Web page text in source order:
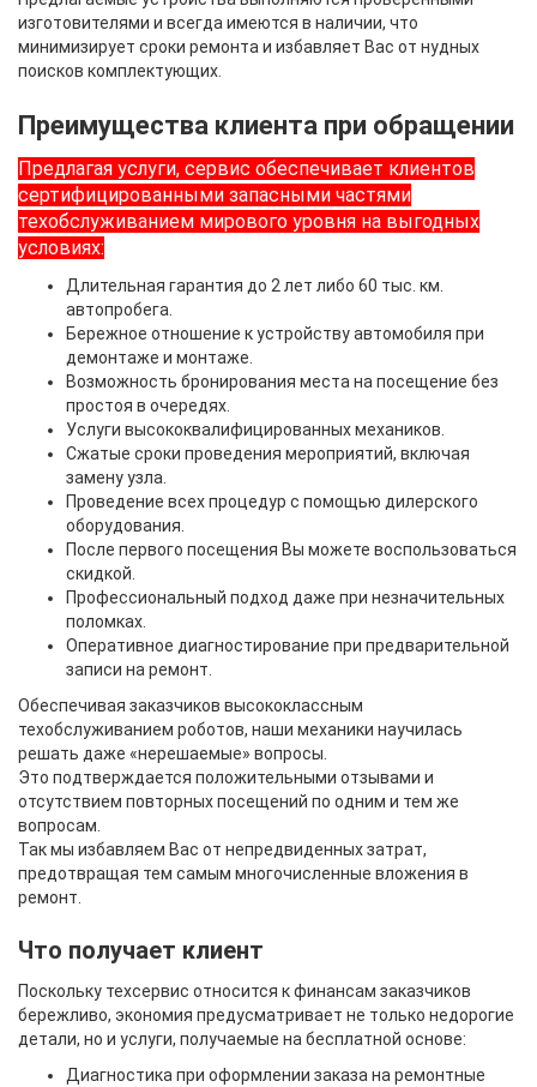
изготовителями и всегда имеются в наличии, что
минимизирует сроки ремонта и избавляет Вас от нудных
поисков комплектующих.
Преимущества клиента при обращении
Предлагая услуги, сервис обеспечивает клиентов
сертифицированными запасными частями
техобслуживанием мирового уровня на выгодных
условиях:
Длительная гарантия до 2 лет либо 60 тыс. км.
автопробега.
Бережное отношение к устройству автомобиля при
демонтаже и монтаже.
Возможность бронирования места на посещение без
простоя в очередях.
Услуги высококвалифицированных механиков.
Сжатые сроки проведения мероприятий, включая
замену узла.
Проведение всех процедур с помощью дилерского
оборудования.
После первого посещения Вы можете воспользоваться
скидкой.
Профессиональный подход даже при незначительных
поломках.
Оперативное диагностирование при предварительной
записи на ремонт.
Обеспечивая заказчиков высококлассным
техобслуживанием роботов, наши механики научилась
решать даже «нерешаемые» вопросы.
Это подтверждается положительными отзывами и
отсутствием повторных посещений по одним и тем же
вопросам.
Так мы избавляем Вас от непредвиденных затрат,
предотвращая тем самым многочисленные вложения в
ремонт.
Что получает клиент
Поскольку техсервис относится к финансам заказчиков
бережливо, экономия предусматривает не только недорогие
детали, но и услуги, получаемые на бесплатной основе:
Диагностика при оформлении заказа на ремонтные